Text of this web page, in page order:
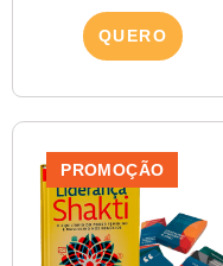
QUERO
PROMOÇÃO